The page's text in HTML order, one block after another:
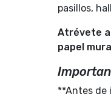
pasillos,
Atrévete a
papel
**Antes de